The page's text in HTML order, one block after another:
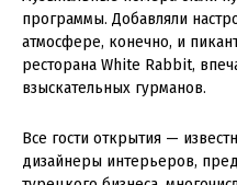
программы. Добавляли
атмосфере, конечно, и
ресторана White Rabbit,
взыскательных гурманов.
Все гости открытия —
дизайнеры интерьеров,